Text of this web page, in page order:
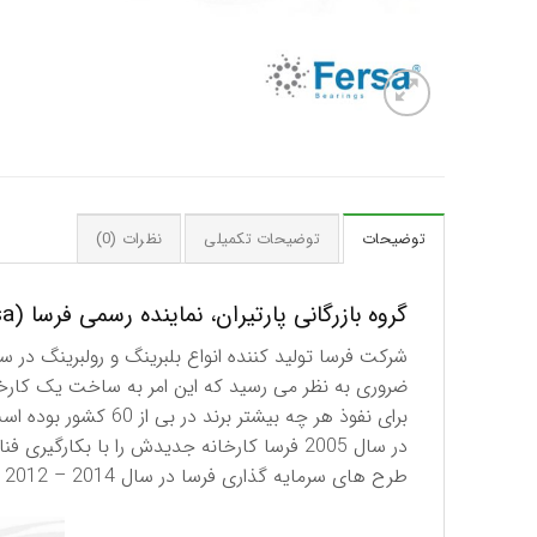
توضیحات توضیحات تکمیلی نظرات (0)
گروه بازرگانی پارتیران، نماینده رسمی فرسا (Fersa) اسپانیا در ایران
برای نفوذ هر چه بیشتر برند در بی از 60 کشور بوده است.
در سال 2005 فرسا کارخانه جدیدش را با بکارگیری فناوری های روز در اسپانیا افتتاح نمود و همچنین در سال 2009 شركت مهندسی جدیدی را در برزیل ایجاد کرد.
طرح های سرمایه گذاری فرسا در سال 2014 – 2012 شامل افتتاح یک کارخانه تولیدی در آمریکای شمالی و تاسیس یک مرکز تحقیق و توسعه در آلمان بوده است.